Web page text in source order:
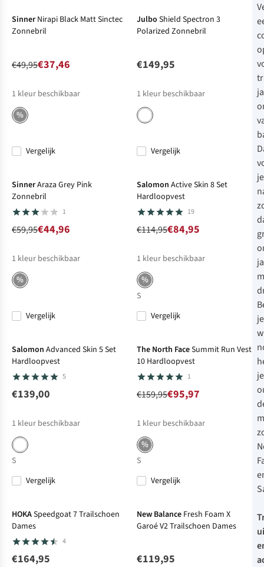
Sinner Nirapi Black Matt Sinctec
Zonnebril
€49,95€37,46
1 kleur beschikbaar
%
Vergelijk
Julbo Shield Spectron 3
Polarized Zonnebril
€149,95
1 kleur beschikbaar
Vergelijk
-25%
SinnerAraza Grey Pink
Zonnebril
1
€59,95€44,96
1 kleur beschikbaar
%
Vergelijk
-26%
Salomon Active Skin 8 Set
Hardloopvest
19
€114,95€84,95
1 kleur beschikbaar
%
S
Vergelijk
Net binnen
Salomon Advanced Skin 5 Set
Hardloopvest
5
€139,00
1 kleur beschikbaar
S
Vergelijk
-40%
The North FaceSummit Run Vest
10 Hardloopvest
1
€159,95€95,97
1 kleur beschikbaar
%
S
Vergelijk
Net binnen
HOKASpeedgoat 7 Trailschoen
Dames
4
€164,95
Net binnen
New Balance Fresh Foam X
Garoé V2 Trailschoen Dames
€119,95